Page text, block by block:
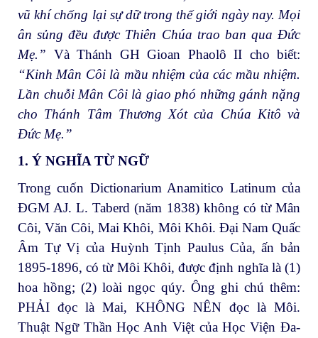
vũ khí chống lại sự dữ trong thế giới ngày nay. Mọi
ân sủng đều được Thiên Chúa trao ban qua Đức
Mẹ.” Và Thánh GH Gioan Phaolô II cho biết:
“Kinh Mân Côi là mầu nhiệm của các mầu nhiệm.
Lần chuỗi Mân Côi là giao phó những gánh nặng
cho Thánh Tâm Thương Xót của Chúa Kitô và
Đức Mẹ.”
1. Ý NGHĨA TỪ NGỮ
Trong cuốn Dictionarium Anamitico Latinum của
ĐGM AJ. L. Taberd (năm 1838) không có từ Mân
Côi, Văn Côi, Mai Khôi, Môi Khôi. Đại Nam Quấc
Âm Tự Vị của Huỳnh Tịnh Paulus Của, ấn bản
1895-1896, có từ Môi Khôi, được định nghĩa là (1)
hoa hồng; (2) loài ngọc qúy. Ông ghi chú thêm:
PHẢI đọc là Mai, KHÔNG NÊN đọc là Môi.
Thuật Ngữ Thần Học Anh Việt của Học Viện Đa-